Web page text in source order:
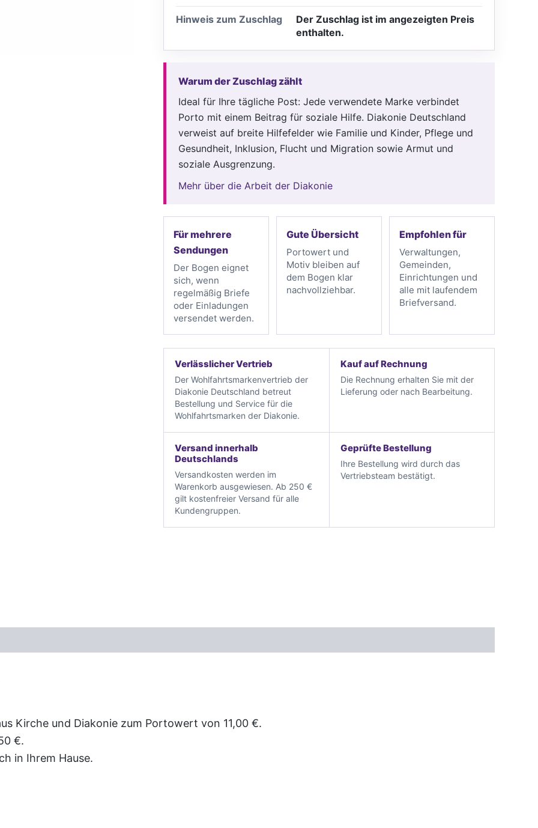
Hinweis zum Zuschlag
Der Zuschlag ist im angezeigten Preis
enthalten.
Warum der Zuschlag zählt
Ideal für Ihre tägliche Post: Jede verwendete Marke verbindet
Porto mit einem Beitrag für soziale Hilfe. Diakonie Deutschland
verweist auf breite Hilfefelder wie Familie und Kinder, Pflege und
Gesundheit, Inklusion, Flucht und Migration sowie Armut und
soziale Ausgrenzung.
Mehr über die Arbeit der Diakonie
Für mehrere
Sendungen
Der Bogen eignet
sich, wenn
regelmäßig Briefe
oder Einladungen
versendet werden.
Gute Übersicht
Portowert und
Motiv bleiben auf
dem Bogen klar
nachvollziehbar.
Empfohlen für
Verwaltungen,
Gemeinden,
Einrichtungen und
alle mit laufendem
Briefversand.
Verlässlicher Vertrieb
Der Wohlfahrtsmarkenvertrieb der
Diakonie Deutschland betreut
Bestellung und Service für die
Wohlfahrtsmarken der Diakonie.
Kauf auf Rechnung
Die Rechnung erhalten Sie mit der
Lieferung oder nach Bearbeitung.
Versand innerhalb
Deutschlands
Versandkosten werden im
Warenkorb ausgewiesen. Ab 250 €
gilt kostenfreier Versand für alle
Kundengruppen.
Geprüfte Bestellung
Ihre Bestellung wird durch das
Vertriebsteam bestätigt.
Kirche und Diakonie zum Portowert von 11,00 €.
€.
in Ihrem Hause.